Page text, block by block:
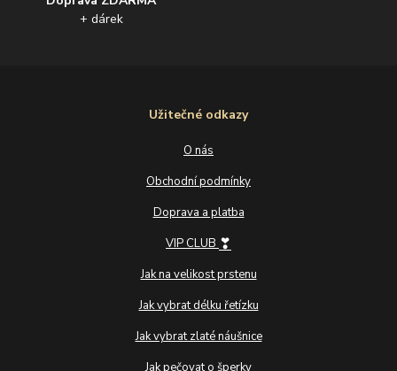
+ dárek
Užitečné odkazy
O nás
Obchodní podmínky
Doprava a platba
VIP CLUB ❣
Jak na velikost prstenu
Jak vybrat délku řetízku
Jak vybrat zlaté náušnice
Jak pečovat o šperky